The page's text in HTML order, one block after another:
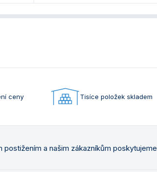
ceny Tisíce položek skladem
a našim zákazníkům poskytujeme